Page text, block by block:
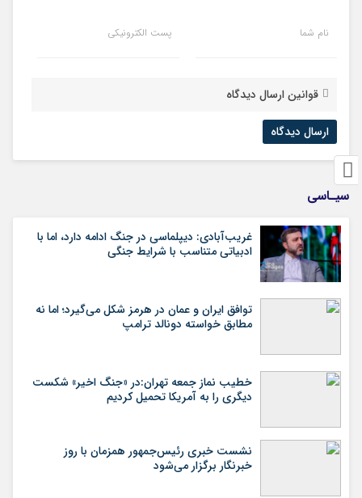
نام شما پست الکترونیکی
قوانین ارسال دیدگاه
سیـاسی
غریب‌آبادی: دیپلماسی در جنگ ادامه دارد، اما با
ادبیاتی متناسب با شرایط جنگی
توافق ایران و عمان در هرمز شکل می‌گیرد؛ اما نه
مطابق خواسته دونالد ترامپ
خطیب نماز جمعه تهران:در «جنگ اخیر» شکست
دیگری را به آمریکا تحمیل کردیم
نشست خبری رئیس‌جمهور همزمان با روز
خبرنگار برگزار می‌شود